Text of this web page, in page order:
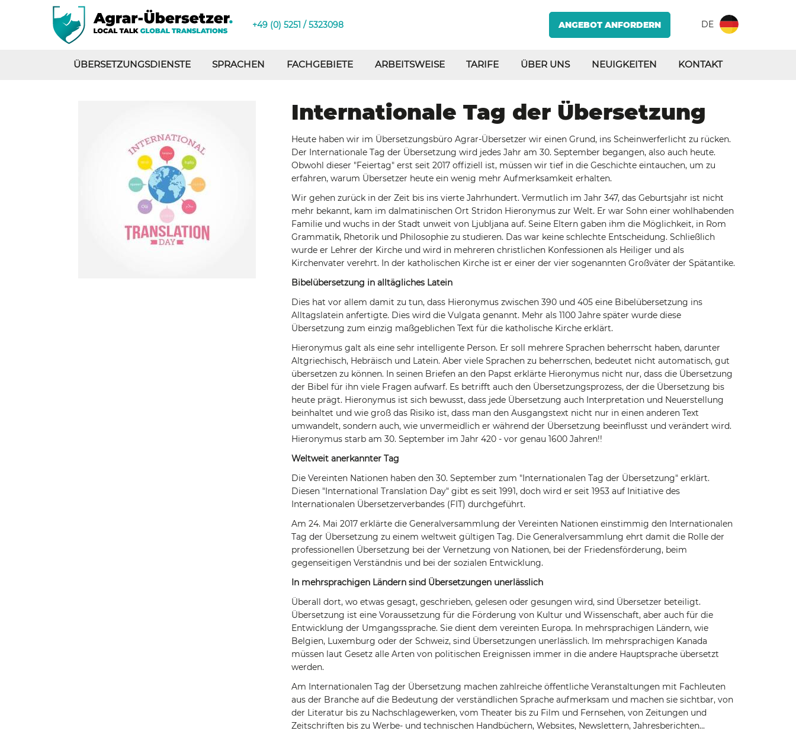
+49 (0) 5251 / 5323098 ANGEBOT ANFORDERN DE
ÜBERSETZUNGSDIENSTE SPRACHEN FACHGEBIETE ARBEITSWEISE TARIFE ÜBER UNS NEUIGKEITEN KONTAKT
Internationale Tag der Übersetzung
Heute haben wir im Übersetzungsbüro Agrar-Übersetzer wir einen Grund, ins Scheinwerferlicht zu rücken.
Der Internationale Tag der Übersetzung wird jedes Jahr am 30. September begangen, also auch heute.
Obwohl dieser "Feiertag" erst seit 2017 offiziell ist, müssen wir tief in die Geschichte eintauchen, um zu
erfahren, warum Übersetzer heute ein wenig mehr Aufmerksamkeit erhalten.
Wir gehen zurück in der Zeit bis ins vierte Jahrhundert. Vermutlich im Jahr 347, das Geburtsjahr ist nicht
mehr bekannt, kam im dalmatinischen Ort Stridon Hieronymus zur Welt. Er war Sohn einer wohlhabenden
Familie und wuchs in der Stadt unweit von Ljubljana auf. Seine Eltern gaben ihm die Möglichkeit, in Rom
Grammatik, Rhetorik und Philosophie zu studieren. Das war keine schlechte Entscheidung. Schließlich
wurde er Lehrer der Kirche und wird in mehreren christlichen Konfessionen als Heiliger und als
Kirchenvater verehrt. In der katholischen Kirche ist er einer der vier sogenannten Großväter der Spätantike.
Bibelübersetzung in alltägliches Latein
Dies hat vor allem damit zu tun, dass Hieronymus zwischen 390 und 405 eine Bibelübersetzung ins
Alltagslatein anfertigte. Dies wird die Vulgata genannt. Mehr als 1100 Jahre später wurde diese
Übersetzung zum einzig maßgeblichen Text für die katholische Kirche erklärt.
Hieronymus galt als eine sehr intelligente Person. Er soll mehrere Sprachen beherrscht haben, darunter
Altgriechisch, Hebräisch und Latein. Aber viele Sprachen zu beherrschen, bedeutet nicht automatisch, gut
übersetzen zu können. In seinen Briefen an den Papst erklärte Hieronymus nicht nur, dass die Übersetzung
der Bibel für ihn viele Fragen aufwarf. Es betrifft auch den Übersetzungsprozess, der die Übersetzung bis
heute prägt. Hieronymus ist sich bewusst, dass jede Übersetzung auch Interpretation und Neuerstellung
beinhaltet und wie groß das Risiko ist, dass man den Ausgangstext nicht nur in einen anderen Text
umwandelt, sondern auch, wie unvermeidlich er während der Übersetzung beeinflusst und verändert wird.
Hieronymus starb am 30. September im Jahr 420 - vor genau 1600 Jahren!!
Weltweit anerkannter Tag
Die Vereinten Nationen haben den 30. September zum "Internationalen Tag der Übersetzung" erklärt.
Diesen "International Translation Day" gibt es seit 1991, doch wird er seit 1953 auf Initiative des
Internationalen Übersetzerverbandes (FIT) durchgeführt.
Am 24. Mai 2017 erklärte die Generalversammlung der Vereinten Nationen einstimmig den Internationalen
Tag der Übersetzung zu einem weltweit gültigen Tag. Die Generalversammlung ehrt damit die Rolle der
professionellen Übersetzung bei der Vernetzung von Nationen, bei der Friedensförderung, beim
gegenseitigen Verständnis und bei der sozialen Entwicklung.
In mehrsprachigen Ländern sind Übersetzungen unerlässlich
Überall dort, wo etwas gesagt, geschrieben, gelesen oder gesungen wird, sind Übersetzer beteiligt.
Übersetzung ist eine Voraussetzung für die Förderung von Kultur und Wissenschaft, aber auch für die
Entwicklung der Umgangssprache. Sie dient dem vereinten Europa. In mehrsprachigen Ländern, wie
Belgien, Luxemburg oder der Schweiz, sind Übersetzungen unerlässlich. Im mehrsprachigen Kanada
müssen laut Gesetz alle Arten von politischen Ereignissen immer in die andere Hauptsprache übersetzt
werden.
Am Internationalen Tag der Übersetzung machen zahlreiche öffentliche Veranstaltungen mit Fachleuten
aus der Branche auf die Bedeutung der verständlichen Sprache aufmerksam und machen sie sichtbar, von
der Literatur bis zu Nachschlagewerken, vom Theater bis zu Film und Fernsehen, von Zeitungen und
Zeitschriften bis zu Werbe- und technischen Handbüchern, Websites, Newslettern, Jahresberichten...